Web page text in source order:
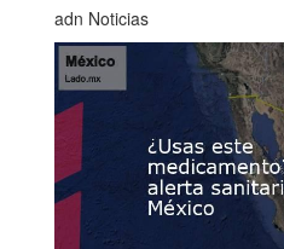
adn Noticias